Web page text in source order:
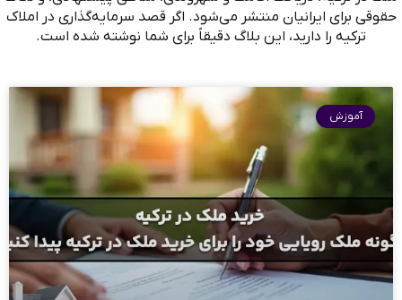
حقوقی برای ایرانیان منتشر می‌شود. اگر قصد سرمایه‌گذاری در املاک
ترکیه را دارید، این بلاگ دقیقاً برای شما نوشته شده است.
آموزش